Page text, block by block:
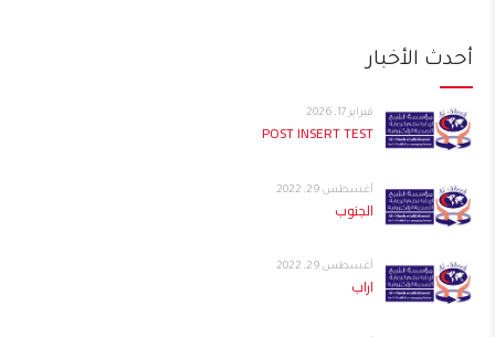
أحدث الأخبار
فبراير 17, 2026
POST INSERT TEST
أغسطس 29, 2022
الجنوب
أغسطس 29, 2022
اراب